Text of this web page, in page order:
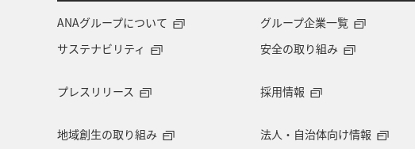
ANAグループについて グループ企業一覧
サステナビリティ
安全の取り組み
プレスリリース
採用情報
地域創生の取り組み 法人・自治体向け情報